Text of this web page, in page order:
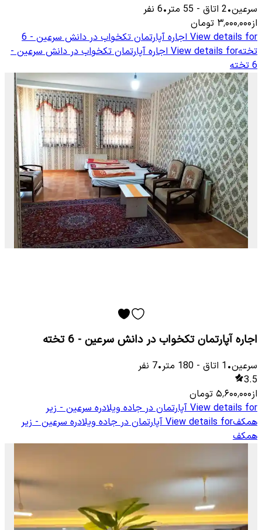
سرعین•
2 اتاق -
55 متر•
6 نفر
از۳٬۰۰۰٬۰۰۰ تومان
View details for
اجاره آپارتمان تکخواب در دانش سرعین - 6
تختهView details for اجاره آپارتمان تکخواب در دانش سرعین -
6 تخته
اجاره آپارتمان تکخواب در دانش سرعین - 6 تخته
سرعین•
1 اتاق -
180 متر•
7 نفر
3.5
از۵٬۶۰۰٬۰۰۰ تومان
View details for آپارتمان در جاده ویلادره سرعین - زیر
همکفView details for آپارتمان در جاده ویلادره سرعین - زیر
همکف